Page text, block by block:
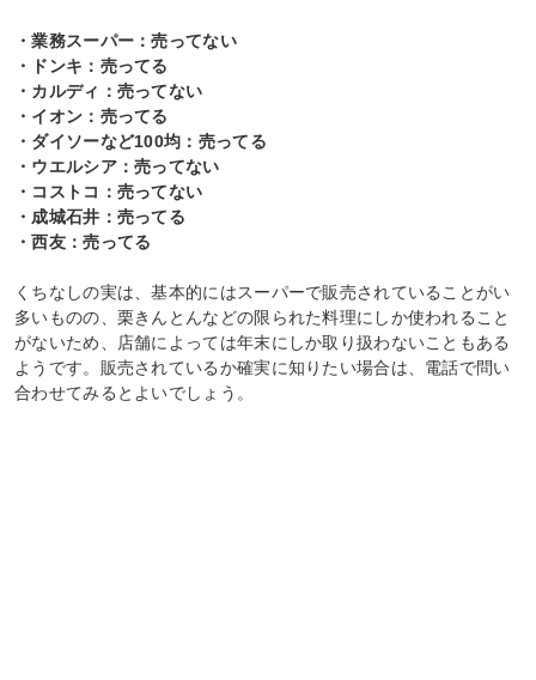
・業務スーパー：売ってない
・ドンキ：売ってる
・カルディ：売ってない
・イオン：売ってる
・ダイソーなど100均：売ってる
・ウエルシア：売ってない
・コストコ：売ってない
・成城石井：売ってる
・西友：売ってる
くちなしの実は、基本的にはスーパーで販売されていることがい
多いものの、栗きんとんなどの限られた料理にしか使われること
がないため、店舗によっては年末にしか取り扱わないこともある
ようです。販売されているか確実に知りたい場合は、電話で問い
合わせてみるとよいでしょう。